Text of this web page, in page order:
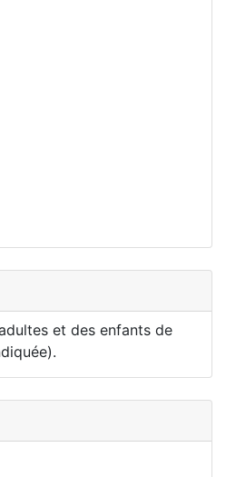
et des enfants de